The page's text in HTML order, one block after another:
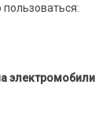
электромобили